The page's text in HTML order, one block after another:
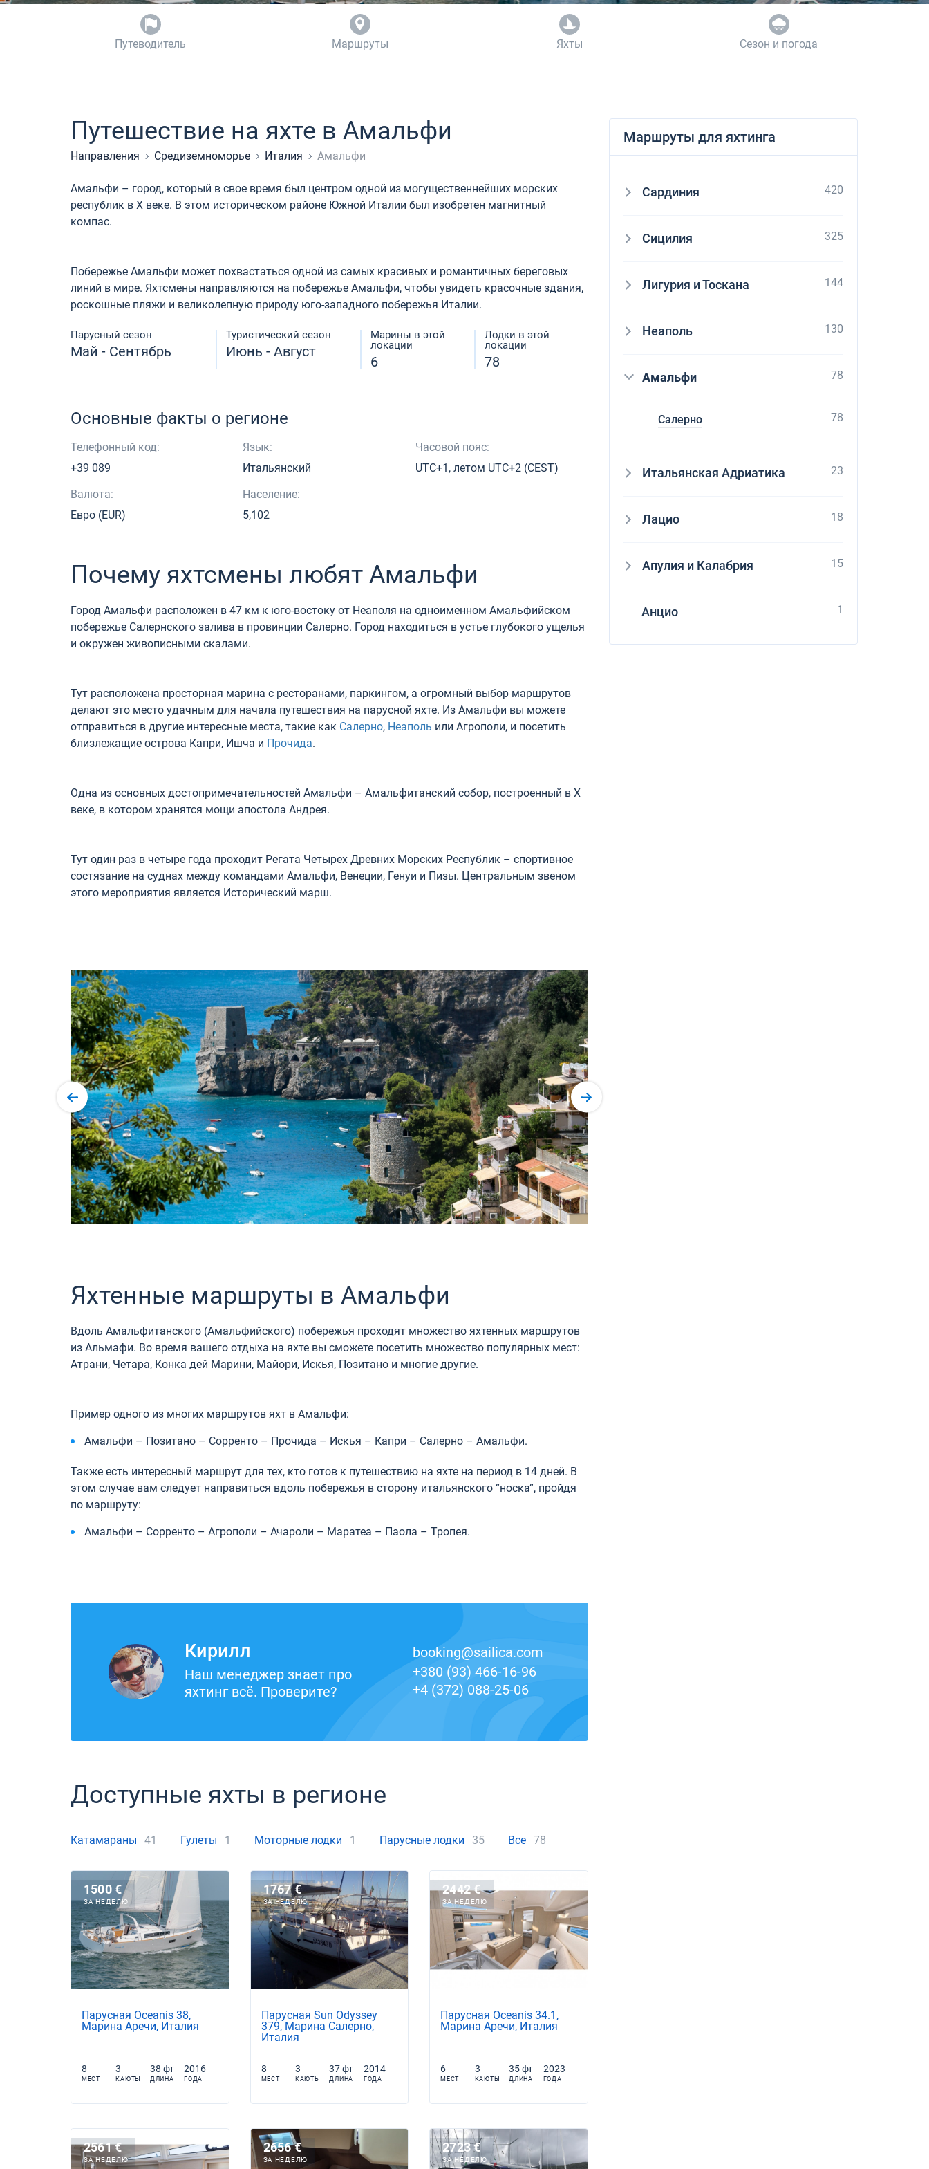
Путеводитель Маршруты Яхты Сезон и погода
Путешествие на яхте в Амальфи
Направления Средиземноморье Италия Амальфи
Амальфи – город, который в свое время был центром одной из могущественнейших морских
республик в Х веке. В этом историческом районе Южной Италии был изобретен магнитный
компас.
Побережье Амальфи может похвастаться одной из самых красивых и романтичных береговых
линий в мире. Яхтсмены направляются на побережье Амальфи, чтобы увидеть красочные здания,
роскошные пляжи и великолепную природу юго-западного побережья Италии.
Парусный сезон
Май - Сентябрь
Туристический сезон
Июнь - Август
Марины в этой
локации
6
Лодки в этой
локации
78
Основные факты о регионе
Телефонный код:
+39 089
Язык:
Итальянский
Часовой пояс:
UTC+1, летом UTC+2 (CEST)
Валюта:
Евро (EUR)
Население:
5,102
Почему яхтсмены любят Амальфи
Город Амальфи расположен в 47 км к юго-востоку от Неаполя на одноименном Амальфийском
побережье Салернского залива в провинции Салерно. Город находиться в устье глубокого ущелья
и окружен живописными скалами.
Тут расположена просторная марина с ресторанами, паркингом, а огромный выбор маршрутов
делают это место удачным для начала путешествия на парусной яхте. Из Амальфи вы можете
отправиться в другие интересные места, такие как Салерно, Неаполь или Агрополи, и посетить
близлежащие острова Капри, Ишча и Прочида.
Одна из основных достопримечательностей Амальфи – Амальфитанский собор, построенный в Х
веке, в котором хранятся мощи апостола Андрея.
Тут один раз в четыре года проходит Регата Четырех Древних Морских Республик – спортивное
состязание на суднах между командами Амальфи, Венеции, Генуи и Пизы. Центральным звеном
этого мероприятия является Исторический марш.
Яхтенные маршруты в Амальфи
Вдоль Амальфитанского (Амальфийского) побережья проходят множество яхтенных маршрутов
из Альмафи. Во время вашего отдыха на яхте вы сможете посетить множество популярных мест:
Атрани, Четара, Конка дей Марини, Майори, Искья, Позитано и многие другие.
Пример одного из многих маршрутов яхт в Амальфи:
Амальфи – Позитано – Сорренто – Прочида – Искья – Капри – Салерно – Амальфи.
Также есть интересный маршрут для тех, кто готов к путешествию на яхте на период в 14 дней. В
этом случае вам следует направиться вдоль побережья в сторону итальянского “носка”, пройдя
по маршруту:
Амальфи – Сорренто – Агрополи – Ачароли – Маратеа – Паола – Тропея.
Кирилл
Наш менеджер знает про
яхтинг всё. Проверите?
booking@sailica.com
+380 (93) 466-16-96
+4 (372) 088-25-06
Доступные яхты в регионе
Катамараны 41 Гулеты 1 Моторные лодки 1 Парусные лодки 35 Все 78
1500 €
ЗА НЕДЕЛЮ
Парусная Oceanis 38,
Марина Аречи, Италия
8
МЕСТ
3
КАЮТЫ
38 фт
ДЛИНА
2016
ГОДА
1767 €
ЗА НЕДЕЛЮ
Парусная Sun Odyssey
379, Марина Салерно,
Италия
8
МЕСТ
3
КАЮТЫ
37 фт
ДЛИНА
2014
ГОДА
2442 €
ЗА НЕДЕЛЮ
Парусная Oceanis 34.1,
Марина Аречи, Италия
6
МЕСТ
3
КАЮТЫ
35 фт
ДЛИНА
2023
ГОДА
2561 €
ЗА НЕДЕЛЮ
2656 €
ЗА НЕДЕЛЮ
2723 €
ЗА НЕДЕЛЮ
Маршруты для яхтинга
Сардиния 420
Сицилия 325
Лигурия и Тоскана 144
Неаполь 130
Амальфи 78
Салерно 78
Итальянская Адриатика 23
Лацио 18
Апулия и Калабрия 15
Анцио 1